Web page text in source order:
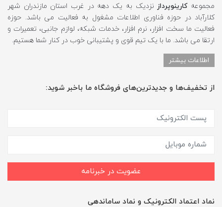
مجموعهکارینوپرداز نزدیک به یک دهه در غرب استان مازندران شهر
کلارآباد در حوزه فناوری اطلاعات مشغول به فعالیت می باشد. حوزه
فعالیت ما سخت افزار، نرم افزار، خدمات شبکه، لوازم جانبی، تعمیرات و
ارتقا می باشد. ما با یک تیم قوی و پشتیبانی خوب در کنار شما هستیم.
اطلاعات بیشتر
از تخفیف‌ها و جدیدترین‌های فروشگاه ما باخبر شوید:
عضویت در خبرنامه
نماد اعتماد الکترونیک و نماد ساماندهی